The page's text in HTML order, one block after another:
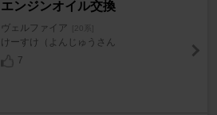
エンジンオイル交換
ヴェルファイア [20系]
けーすけ（よんじゅうさん
7